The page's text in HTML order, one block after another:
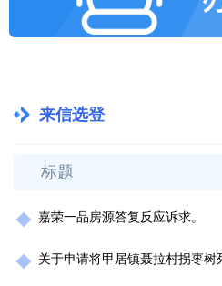
来信选登
标题
嘉荣一品房源答复反应诉求。